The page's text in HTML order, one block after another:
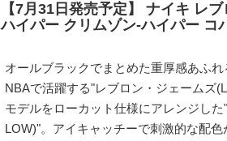
【7月31日発売予定】 ナイキ レ
ハイパー クリムゾン-ハイパー コ
オールブラックでまとめた重厚感あふれ
NBAで活躍する"レブロン・ジェームズ
モデルをローカット仕様にアレンジし
LOW)"。アイキャッチーで刺激的な配